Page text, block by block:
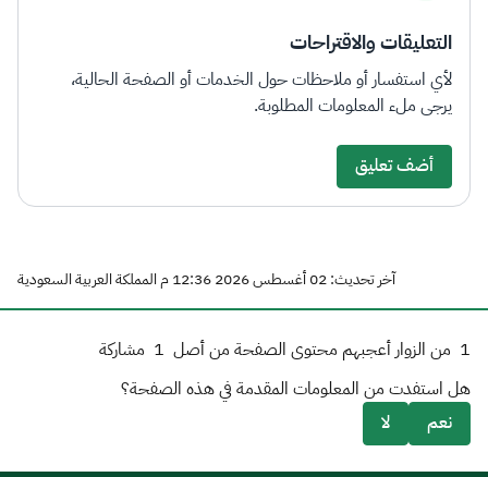
التعليقات والاقتراحات
لأي استفسار أو ملاحظات حول الخدمات أو الصفحة الحالية،
يرجى ملء المعلومات المطلوبة.
أضف تعليق
آخر تحديث: 02 أغسطس 2026 12:36 م المملكة العربية السعودية
1 من الزوار أعجبهم محتوى الصفحة من أصل 1 مشاركة
هل استفدت من المعلومات المقدمة في هذه الصفحة؟
نعم
لا